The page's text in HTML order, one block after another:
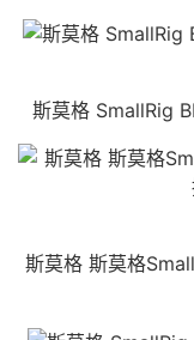
斯莫格 SmallRig
斯莫格 斯莫格